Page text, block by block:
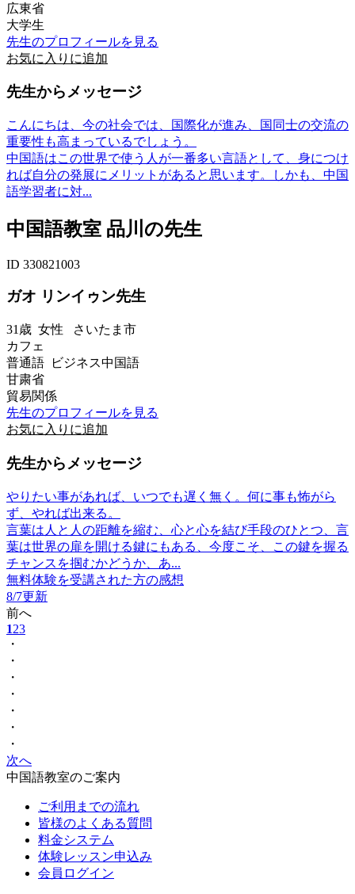
広東省
大学生
先生のプロフィールを見る
お気に入りに追加
先生からメッセージ
こんにちは、今の社会では、国際化が進み、国同士の交流の
重要性も高まっているでしょう。
中国語はこの世界で使う人が一番多い言語として、身につけ
れば自分の発展にメリットがあると思います。しかも、中国
語学習者に対...
中国語教室 品川の先生
ID 330821003
ガオ リンイゥン先生
31歳 女性 さいたま市
カフェ
普通語 ビジネス中国語
甘粛省
貿易関係
先生のプロフィールを見る
お気に入りに追加
先生からメッセージ
やりたい事があれば、いつでも遅く無く。何に事も怖がら
ず、やれば出来る。
言葉は人と人の距離を縮む、心と心を結び手段のひとつ、言
葉は世界の扉を開ける鍵にもある、今度こそ、この鍵を握る
チャンスを掴むかどうか、あ...
無料体験を受講された方の感想
8/7更新
前へ
123
・
・
・
・
・
・
・
次へ
中国語教室のご案内
ご利用までの流れ
皆様のよくある質問
料金システム
体験レッスン申込み
会員ログイン